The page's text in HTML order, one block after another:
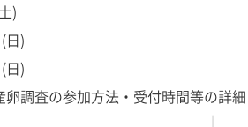
)
日)
日)
卵調査の参加方法・受付時間等の詳